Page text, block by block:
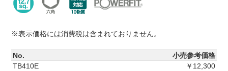
※表示価格には消費税は含まれておりません。
No.
小売参考価格
TB410E
￥12,300